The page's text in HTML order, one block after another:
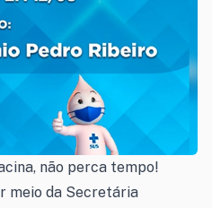
não perca tempo!
meio da Secretária